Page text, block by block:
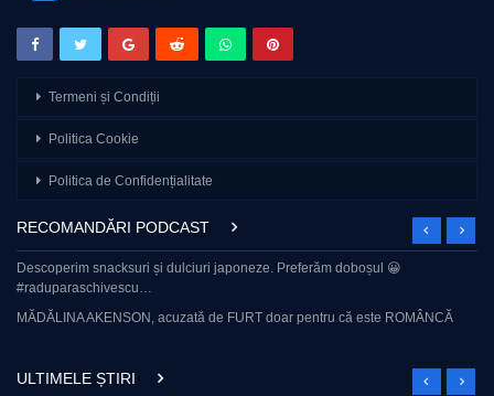
Termeni și Condiții
Politica Cookie
Politica de Confidențialitate
RECOMANDĂRI PODCAST
Descoperim snacksuri și dulciuri japoneze. Preferăm doboșul 😀
#raduparaschivescu…
MĂDĂLINA AKENSON, acuzată de FURT doar pentru că este ROMÂNCĂ
ULTIMELE ȘTIRI